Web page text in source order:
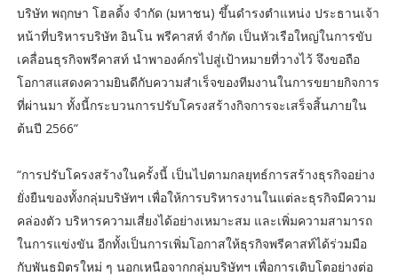
บริษัท พฤกษา โฮลดิ้ง จำกัด (มหาชน) ขึ้นดำรงตำแหน่ง ประธานเจ้า
หน้าที่บริหารบริษัท อินโน พรีคาสท์ จำกัด เป็นหัวเรือใหญ่ในการขับ
เคลื่อนธุรกิจพรีคาสท์ นำพาองค์กรไปสู่เป้าหมายที่วางไว้ จึงขอถือ
โอกาสแสดงความยินดีกับความสำเร็จของทีมงานในการขยายกิจการ
ที่ผ่านมา ทั้งนี้กระบวนการปรับโครงสร้างกิจการจะเสร็จสิ้นภายใน
ต้นปี 2566”
“การปรับโครงสร้างในครั้งนี้ เป็นไปตามกลยุทธ์การสร้างธุรกิจอย่าง
ยั่งยืนของทั้งกลุ่มบริษัทฯ เพื่อให้การบริหารงานในแต่ละธุรกิจมีความ
คล่องตัว บริหารความเสี่ยงได้อย่างเหมาะสม และเพิ่มความสามารถ
ในการแข่งขัน อีกทั้งเป็นการเพิ่มโอกาสให้ธุรกิจพรีคาสท์ได้ร่วมมือ
กับพันธมิตรใหม่ ๆ นอกเหนือจากกลุ่มบริษัทฯ เพื่อการเติบโตอย่างต่อ